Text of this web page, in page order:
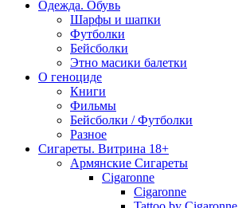
Одежда. Обувь
Шарфы и шапки
Футболки
Бейсболки
Этно масики балетки
О геноциде
Книги
Фильмы
Бейсболки / Футболки
Разное
Сигареты. Витрина 18+
Армянские Сигареты
Cigaronne
Cigaronne